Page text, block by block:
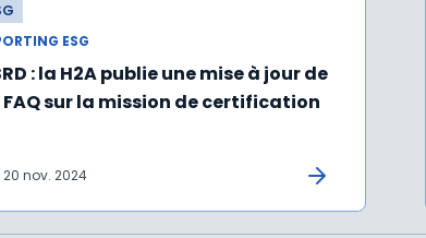
ESG
: la H2A publie une mise à jour de
FAQ sur la mission de certification
20 nov. 2024